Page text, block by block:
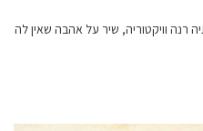
רנה וויקטוריה, שיר על אהבה שאין לה